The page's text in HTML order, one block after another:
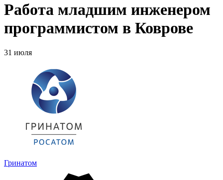
Работа младшим инженером
программистом в Коврове
31 июля
Гринатом